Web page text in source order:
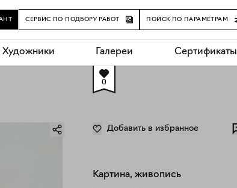
СЕРВИС ПО ПОДБОРУ РАБОТ ПОИСК ПО ПАРАМЕТРАМ
Художники Галереи Сертификаты
0
Добавить в избранное
Картина, живопись